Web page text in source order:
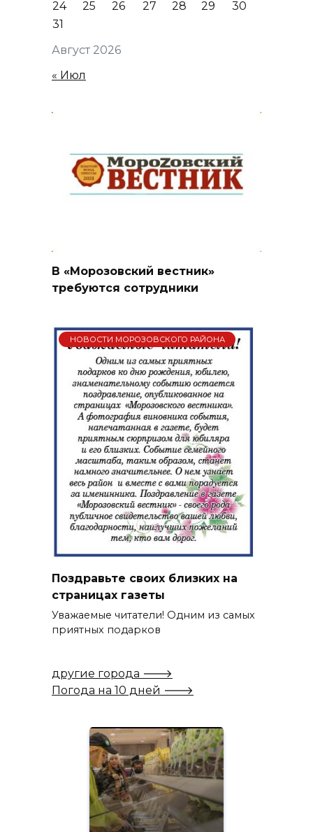
Август 2026
24 25 26 27 28 29
30
31
« Июл
В «Морозовский вестник»
требуются сотрудники
НОВОСТИ МОРОЗОВСКОГО РАЙОНА
Поздравьте своих близких на
страницах газеты
Уважаемые читатели! Одним из самых
приятных подарков
другие города 🡒
Погода на 10 дней 🡒